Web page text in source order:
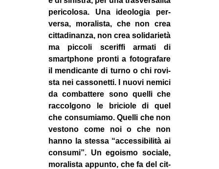
peri­co­losa. Una ideo­lo­gia per­
versa, mora­li­sta, che non crea
cit­ta­di­nanza, non crea soli­da­rietà
ma pic­coli sce­riffi armati di
smart­phone pronti a foto­gra­fare
il men­di­cante di turno o chi rovi­
sta nei cas­so­netti. I nuovi nemici
da com­bat­tere sono quelli che
rac­col­gono le bri­ciole di quel
che con­su­miamo. Quelli che non
vestono come noi o che non
hanno la stessa “acces­si­bi­lità ai
con­sumi”. Un egoi­smo sociale,
mora­li­sta appunto, che fa del cit­